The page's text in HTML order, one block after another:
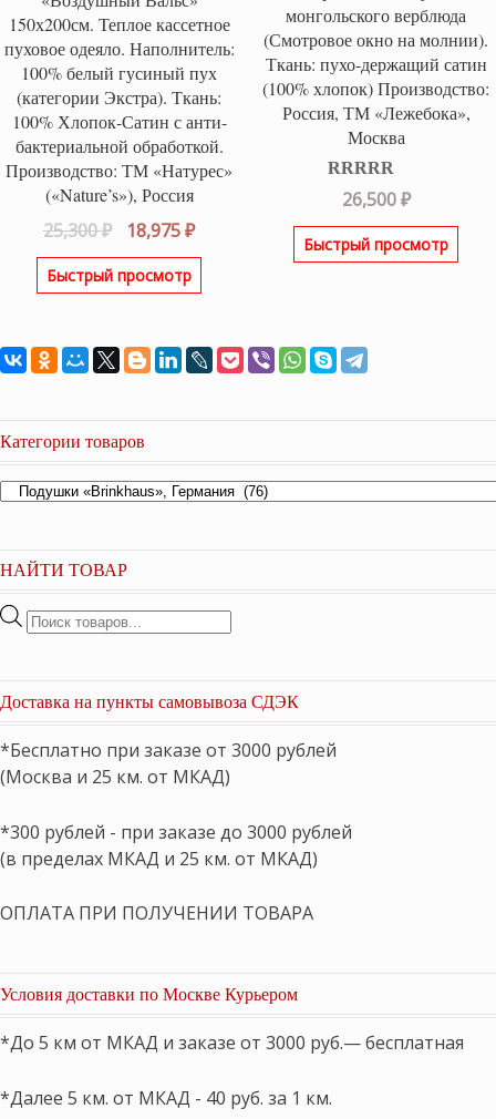
150х200см. Теплое кассетное
пуховое одеяло. Наполнитель:
100% белый гусиный пух
(категории Экстра). Ткань:
100% Хлопок-Сатин с анти-
бактериальной обработкой.
Производство: ТМ «Натурес»
(«Nature’s»), Россия
25,300₽
Первоначальная
цена
составляла
18,975₽Текущая
цена:
Быстрый просмотр
монгольского верблюда
(Смотровое окно на молнии).
Ткань: пухо-держащий сатин
(100% хлопок) Производство:
Россия, ТМ «Лежебока»,
Москва
Оценка5.00
из 5
26,500₽
Быстрый просмотр
Категории товаров
НАЙТИ ТОВАР
Поиск
Доставка на пункты самовывоза СДЭК
*Бесплатно при заказе от 3000 рублей
(Москва и 25 км. от МКАД)
*300 рублей - при заказе до 3000 рублей
(в пределах МКАД и 25 км. от МКАД)
ОПЛАТА ПРИ ПОЛУЧЕНИИ ТОВАРА
Условия доставки по Москве Курьером
*До 5 км от МКАД и заказе от 3000 руб.— бесплатная
*Далее 5 км. от МКАД - 40 руб. за 1 км.